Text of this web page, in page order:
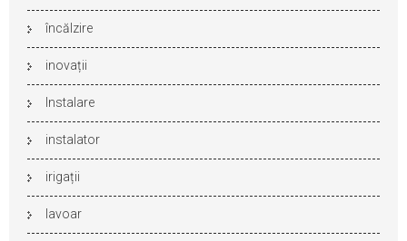
încălzire
inovații
Instalare
instalator
irigații
lavoar